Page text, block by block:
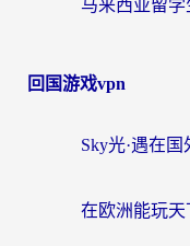
回国游戏vpn